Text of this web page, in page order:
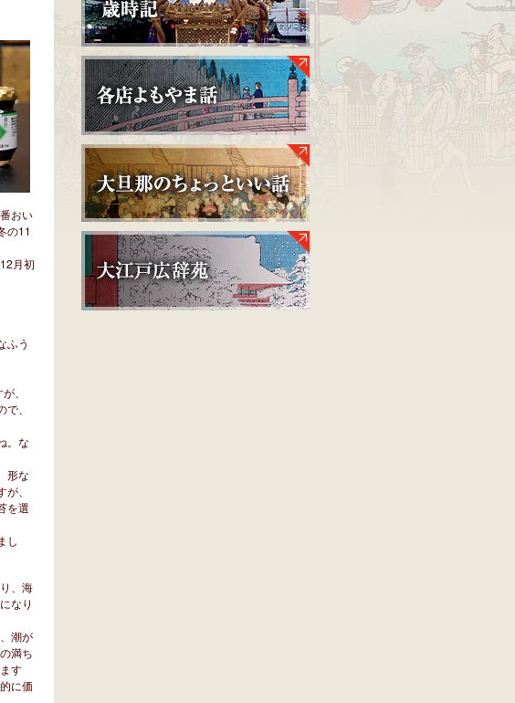
おい
の11
月初
ふう
、
、
。な
形な
、
を選
し
、海
なり
潮が
満ち
す
に価